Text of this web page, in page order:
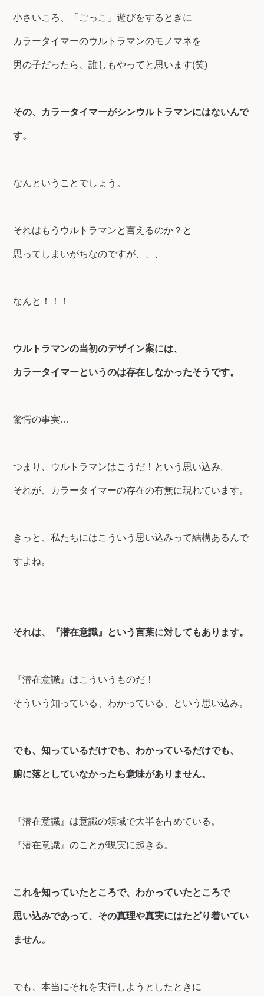
小さいころ、「ごっこ」遊びをするときに
カラータイマーのウルトラマンのモノマネを
男の子だったら、誰しもやってと思います(笑)
その、カラータイマーがシンウルトラマンにはないんで
す。
なんということでしょう。
それはもうウルトラマンと言えるのか？と
思ってしまいがちなのですが、、、
なんと！！！
ウルトラマンの当初のデザイン案には、
カラータイマーというのは存在しなかったそうです。
驚愕の事実…
つまり、ウルトラマンはこうだ！という思い込み。
それが、カラータイマーの存在の有無に現れています。
きっと、私たちにはこういう思い込みって結構あるんで
すよね。
それは、『潜在意識』という言葉に対してもあります。
『潜在意識』はこういうものだ！
そういう知っている、わかっている、という思い込み。
でも、知っているだけでも、わかっているだけでも、
腑に落としていなかったら意味がありません。
『潜在意識』は意識の領域で大半を占めている。
『潜在意識』のことが現実に起きる。
これを知っていたところで、わかっていたところで
思い込みであって、 その真理や真実にはたどり着いてい
ません。
でも、本当にそれを実行しようとしたときに